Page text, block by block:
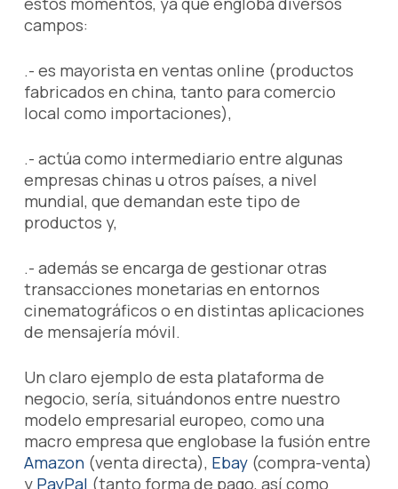
campos:
.- es mayorista en ventas online (productos
fabricados en china, tanto para comercio
local como importaciones),
.- actúa como intermediario entre algunas
empresas chinas u otros países, a nivel
mundial, que demandan este tipo de
productos y,
.- además se encarga de gestionar otras
transacciones monetarias en entornos
cinematográficos o en distintas aplicaciones
de mensajería móvil.
Un claro ejemplo de esta plataforma de
negocio, sería, situándonos entre nuestro
modelo empresarial europeo, como una
macro empresa que englobase la fusión entre
Amazon(venta directa), Ebay(compra-venta)
y PayPal (tanto forma de pago, así como